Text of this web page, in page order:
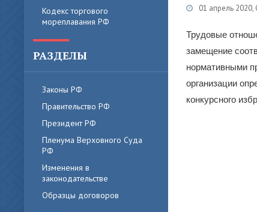
Кодекс торгового
мореплавания РФ
РАЗДЕЛЫ
Законы РФ
Правительство РФ
Президент РФ
Пленума Верховного Суда
РФ
Изменения в
законодательстве
Образцы договоров
01 апрель 2020,
Трудовые
замещение
нормативными
организации
конкурсного